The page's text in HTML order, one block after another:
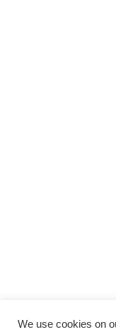
We use cookies on